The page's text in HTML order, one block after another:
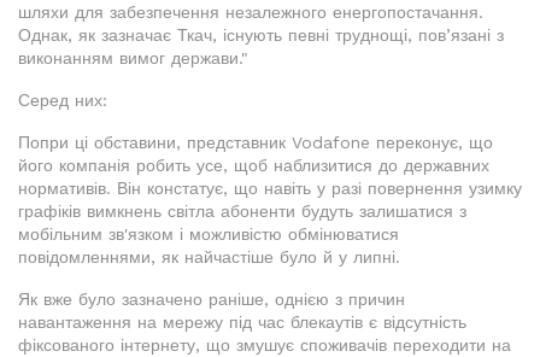
шляхи для забезпечення незалежного енергопостачання.
Однак, як зазначає Ткач, існують певні труднощі, пов’язані з
виконанням вимог держави."
Серед них:
Попри ці обставини, представник Vodafone переконує, що
його компанія робить усе, щоб наблизитися до державних
нормативів. Він констатує, що навіть у разі повернення узимку
графіків вимкнень світла абоненти будуть залишатися з
мобільним зв'язком і можливістю обмінюватися
повідомленнями, як найчастіше було й у липні.
Як вже було зазначено раніше, однією з причин
навантаження на мережу під час блекаутів є відсутність
фіксованого інтернету, що змушує споживачів переходити на